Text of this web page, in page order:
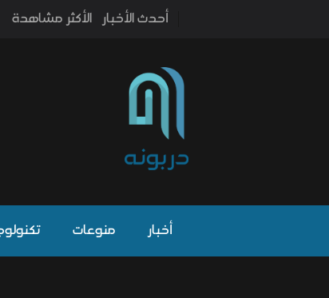
أحدث الأخبار الأكثر مشاهدة
أخبار منوعات